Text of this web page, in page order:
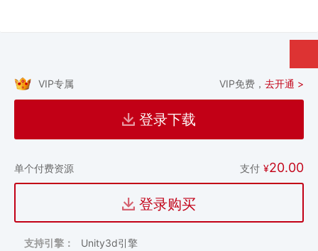
VIP专属 VIP免费， 去开通 >
登录下载
单个付费资源 支付 ¥20.00
登录购买
支持引擎：
Unity3d引擎